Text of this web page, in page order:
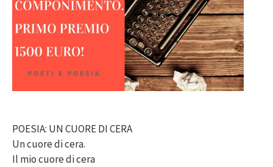
POESIA: UN CUORE DI CERA
Un cuore di cera.
Il mio cuore di cera